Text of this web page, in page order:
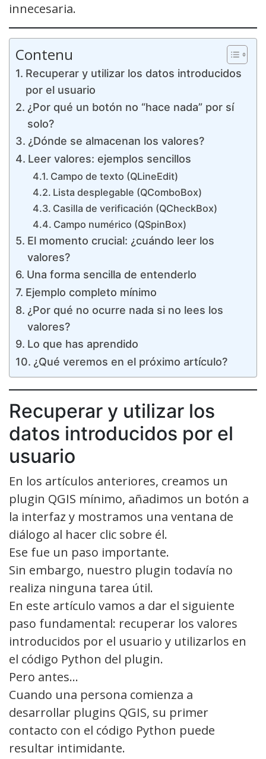
innecesaria.
Contenu
Recuperar y utilizar los datos introducidos
por el usuario
¿Por qué un botón no “hace nada” por sí
solo?
¿Dónde se almacenan los valores?
Leer valores: ejemplos sencillos
Campo de texto (QLineEdit)
Lista desplegable (QComboBox)
Casilla de verificación (QCheckBox)
Campo numérico (QSpinBox)
El momento crucial: ¿cuándo leer los
valores?
Una forma sencilla de entenderlo
Ejemplo completo mínimo
¿Por qué no ocurre nada si no lees los
valores?
Lo que has aprendido
¿Qué veremos en el próximo artículo?
Recuperar y utilizar los
datos introducidos por el
usuario
En los artículos anteriores, creamos un
plugin QGIS mínimo, añadimos un botón a
la interfaz y mostramos una ventana de
diálogo al hacer clic sobre él.
Ese fue un paso importante.
Sin embargo, nuestro plugin todavía no
realiza ninguna tarea útil.
En este artículo vamos a dar el siguiente
paso fundamental: recuperar los valores
introducidos por el usuario y utilizarlos en
el código Python del plugin.
Pero antes…
Cuando una persona comienza a
desarrollar plugins QGIS, su primer
contacto con el código Python puede
resultar intimidante.